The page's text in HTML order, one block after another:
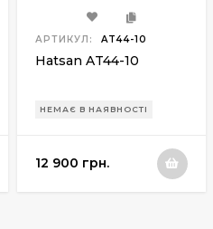
АРТИКУЛ: AT44-10
Hatsan AT44-10
НЕМАЄ В НАЯВНОСТІ
12 900 грн.